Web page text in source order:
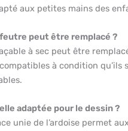
aux petites mains des
peut être remplacé ?
à sec peut être
à condition qu’ils
adaptée pour le dessin ?
unie de l’ardoise permet